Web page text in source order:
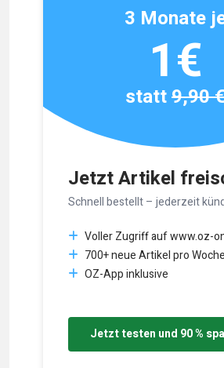
Jetzt Artikel
Schnell bestellt – jederzeit
Voller Zugriff auf www.oz-
700+ neue Artikel pro Woche
OZ-App inklusive
Jetzt testen und 90 %
3 Monate
1€
statt9,90